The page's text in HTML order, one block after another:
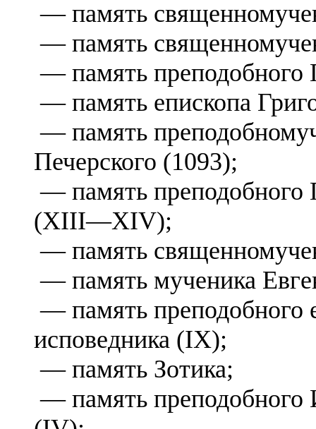
— память
— память
— память преподобного
— память епископа
— память
Печерского (1093);
— память преподобного
(XIII—XIV);
— память
— память мученика
— память преподобного
исповедника (IX);
— память Зотика;
— память преподобного